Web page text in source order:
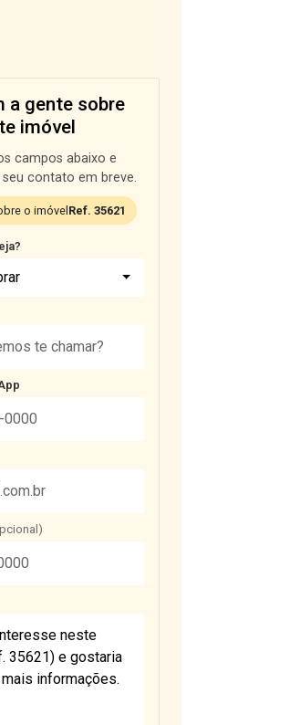
a gente sobre
imóvel
campos abaixo e
contato em breve.
o imóvel Ref. 35621